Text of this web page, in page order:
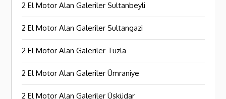
2 El Motor Alan Galeriler Sultanbeyli
2 El Motor Alan Galeriler Sultangazi
2 El Motor Alan Galeriler Tuzla
2 El Motor Alan Galeriler Ümraniye
2 El Motor Alan Galeriler Üsküdar